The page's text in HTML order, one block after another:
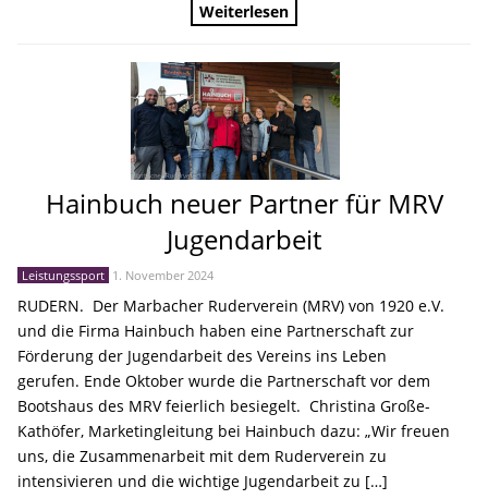
Weiterlesen
Hainbuch neuer Partner für MRV
Jugendarbeit
Leistungssport 1. November 2024
RUDERN. Der Marbacher Ruderverein (MRV) von 1920 e.V.
und die Firma Hainbuch haben eine Partnerschaft zur
Förderung der Jugendarbeit des Vereins ins Leben
gerufen. Ende Oktober wurde die Partnerschaft vor dem
Bootshaus des MRV feierlich besiegelt. Christina Große-
Kathöfer, Marketingleitung bei Hainbuch dazu: „Wir freuen
uns, die Zusammenarbeit mit dem Ruderverein zu
intensivieren und die wichtige Jugendarbeit zu […]